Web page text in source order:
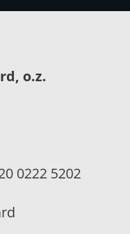
o.z.
0222 5202